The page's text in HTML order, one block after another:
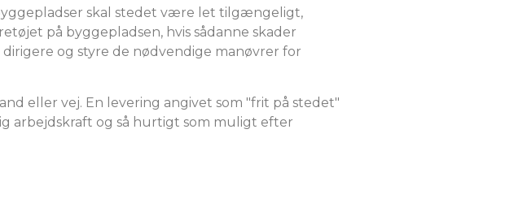
skal stedet være let tilgængeligt,
på byggepladsen, hvis sådanne skader
og styre de nødvendige manøvrer for
eller vej. En levering angivet som "frit på stedet"
arbejdskraft og så hurtigt som muligt efter